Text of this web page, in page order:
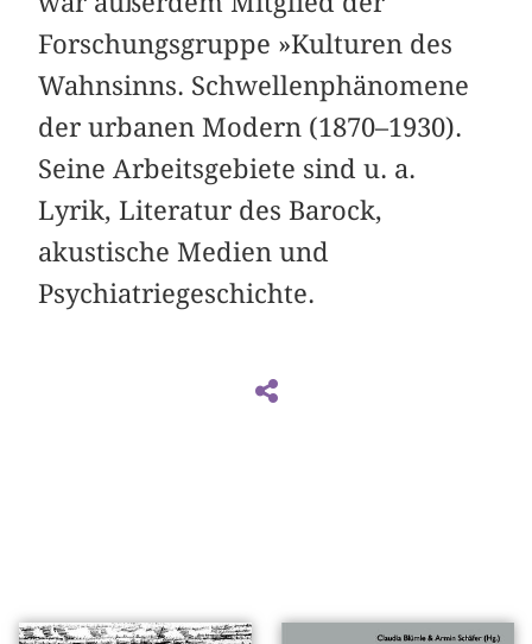
Forschungsgruppe »Kulturen des
Wahnsinns. Schwellenphänomene
der urbanen Modern (1870–1930).
Seine Arbeitsgebiete sind u. a.
Lyrik, Literatur des Barock,
akustische Medien und
Psychiatriegeschichte.